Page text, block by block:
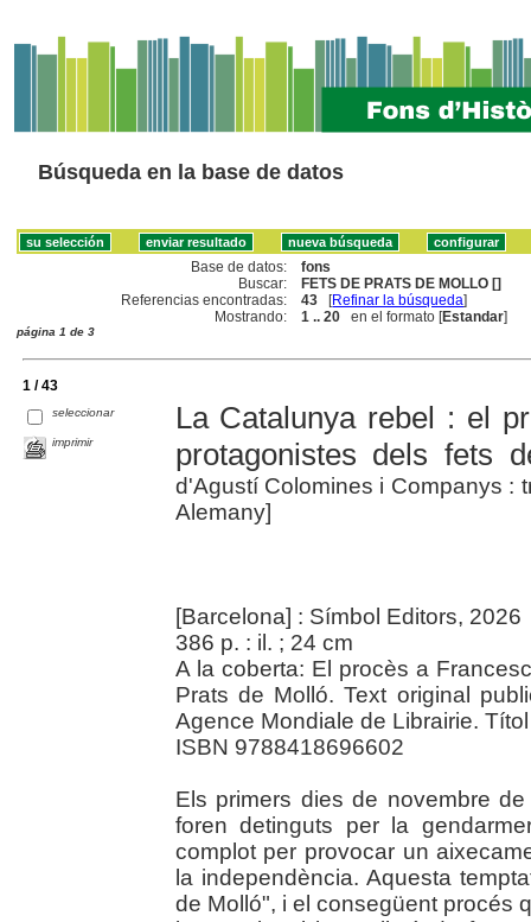
Búsqueda en la base de datos
Base de datos:
fons
Buscar:
FETS DE PRATS DE MOLLO []
Referencias encontradas:
43 [Refinar la búsqueda]
Mostrando:
1 .. 20 en el formato [Estandar]
página 1 de 3
1 / 43
seleccionar
imprimir
La Catalunya rebel : el
protagonistes dels fets
d'Agustí Colomines i Companys :
Alemany]
[Barcelona] : Símbol Editors, 2026
386 p. : il. ; 24 cm
A la coberta: El procès a
Prats de Molló. Text original
Agence Mondiale de Librairie.
ISBN 9788418696602
Els primers dies de novembre
foren detinguts per la
complot per provocar un
la independència. Aquesta
de Molló", i el consegüent procés